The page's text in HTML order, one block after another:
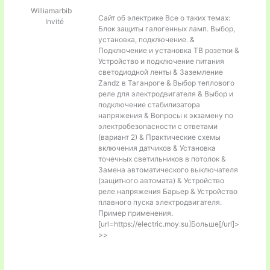
Williamarbib
Invité
Сайт об электрике Все о таких темах:
Блок защиты галогенных ламп. Выбор,
установка, подключение. &
Подключение и установка ТВ розетки &
Устройство и подключение питания
светодиодной ленты & Заземление
Zandz в Таганроге & Выбор теплового
реле для электродвигателя & Выбор и
подключение стабилизатора
напряжения & Вопросы к экзамену по
электробезопасности с ответами
(вариант 2) & Практические схемы
включения датчиков & Установка
точечных светильников в потолок &
Замена автоматического выключателя
(защитного автомата) & Устройство
реле напряжения Барьер & Устройство
плавного пуска электродвигателя.
Пример применения.
[url=https://electric.moy.su]Больше[/url]>
>>